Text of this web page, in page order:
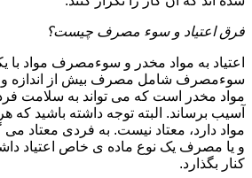
فرق اعتیاد و سوء مصرف چیست؟
اعتیاد به مواد مخدر و سوءمصرف مواد با
سوءمصرف شامل مصرف بیش از اندازه و
مواد مخدر است که می تواند به سلامت
آسیب برساند. البته توجه داشته باشید
مواد دارد، معتاد نیست. به فردی معتاد می
و یا مصرف یک نوع ماده ی خاص اعتیاد داشته
کنار بگذارد.